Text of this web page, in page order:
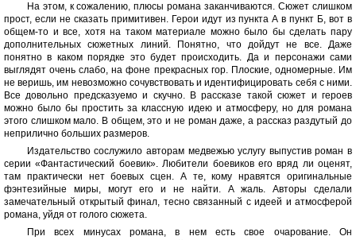
На этом, к сожалению, плюсы романа заканчиваются. Сюжет слишком
прост, если не сказать примитивен. Герои идут из пункта А в пункт Б, вот в
общем-то и все, хотя на таком материале можно было бы сделать пару
дополнительных сюжетных линий. Понятно, что дойдут не все. Даже
понятно в каком порядке это будет происходить. Да и персонажи сами
выглядят очень слабо, на фоне прекрасных гор. Плоские, одномерные. Им
не веришь, им невозможно сочувствовать и идентифицировать себя с ними.
Все довольно предсказуемо и скучно. В рассказе такой сюжет и героев
можно было бы простить за классную идею и атмосферу, но для романа
этого слишком мало. В общем, это и не роман даже, а рассказ раздутый до
неприлично больших размеров.
Издательство сослужило авторам медвежью услугу выпустив роман в
серии «Фантастический боевик». Любители боевиков его вряд ли оценят,
там практически нет боевых сцен. А те, кому нравятся оригинальные
фэнтезийные миры, могут его и не найти. А жаль. Авторы сделали
замечательный открытый финал, тесно связанный с идеей и атмосферой
романа, уйдя от голого сюжета.
При всех минусах романа, в нем есть свое очарование. Он